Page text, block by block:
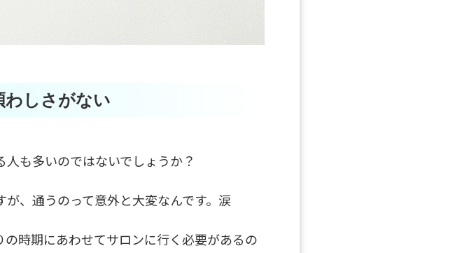
わしさがない
も多いのではないでしょうか？
、通うのって意外と大変なんです。涙
の時期にあわせてサロンに行く必要があるの